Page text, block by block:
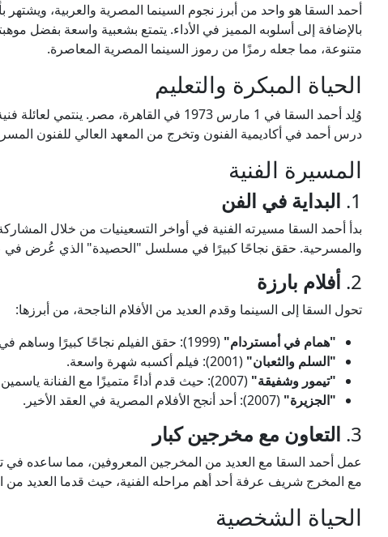
أحمد السقا هو واحد من أبرز نجوم السينما المصرية والعربية، ويشتهر
بالإضافة إلى أسلوبه المميز في الأداء. يتمتع بشعبية واسعة بفضل
متنوعة، مما جعله رمزًا من رموز السينما المصرية المعاصرة.
الحياة المبكرة والتعليم
وُلِد أحمد السقا في 1 مارس 1973 في القاهرة،
درس أحمد في أكاديمية الفنون وتخرج من المعهد العالي للفنون
المسيرة الفنية
1. البداية في الفن
بدأ أحمد السقا مسيرته الفنية في أواخر التسعينيات من خلال
والمسرحية. حقق نجاحًا كبيرًا في مسلسل "الحصيدة" الذي عُرض في عام
2. أفلام بارزة
تحول السقا إلى السينما وقدم العديد من الأفلام الناجحة، من أبرزها:
"همام في أمستردام" (1999): حقق الفيلم نجاحًا كبيرًا وساهم في انطلاقته.
"السلم والثعبان" (2001): فيلم أكسبه شهرة واسعة.
"تيمور وشفيقة" (2007): حيث قدم أداءً متميزًا مع الفنانة ياسمين عبد العزيز.
"الجزيرة" (2007): أحد أنجح الأفلام المصرية في العقد الأخير.
3. التعاون مع مخرجين كبار
عمل أحمد السقا مع العديد من المخرجين المعروفين، مما ساعده في
مع المخرج شريف عرفة أحد أهم مراحله الفنية، حيث قدما العديد من
الحياة الشخصية